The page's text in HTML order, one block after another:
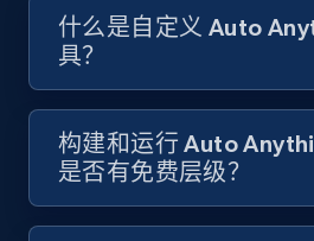
Like engagement rate, Bio link,
and more.
什么是自定义 Auto
具？
构建和运行 Auto
是否有免费层级？